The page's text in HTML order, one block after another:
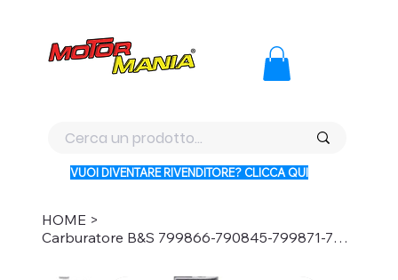
VUOI DIVENTARE RIVENDITORE? CLICCA QUI
HOME >
Carburatore B&S 799866-790845-799871-796707-794304 TO